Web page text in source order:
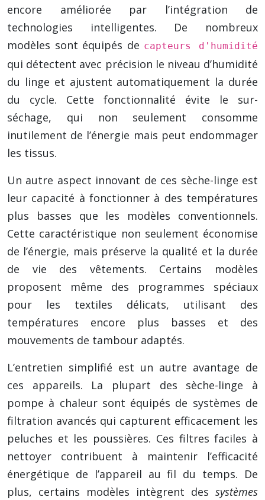
encore améliorée par l’intégration de
technologies intelligentes. De nombreux
modèles sont équipés de capteurs d'humidité
qui détectent avec précision le niveau d’humidité
du linge et ajustent automatiquement la durée
du cycle. Cette fonctionnalité évite le sur-
séchage, qui non seulement consomme
inutilement de l’énergie mais peut endommager
les tissus.
Un autre aspect innovant de ces sèche-linge est
leur capacité à fonctionner à des températures
plus basses que les modèles conventionnels.
Cette caractéristique non seulement économise
de l’énergie, mais préserve la qualité et la durée
de vie des vêtements. Certains modèles
proposent même des programmes spéciaux
pour les textiles délicats, utilisant des
températures encore plus basses et des
mouvements de tambour adaptés.
L’entretien simplifié est un autre avantage de
ces appareils. La plupart des sèche-linge à
pompe à chaleur sont équipés de systèmes de
filtration avancés qui capturent efficacement les
peluches et les poussières. Ces filtres faciles à
nettoyer contribuent à maintenir l’efficacité
énergétique de l’appareil au fil du temps. De
plus, certains modèles intègrent des systèmes